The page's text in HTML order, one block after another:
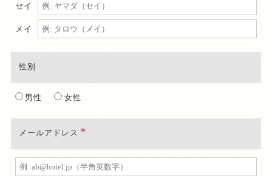
セイ
メイ
性別
男性 女性
メールアドレス